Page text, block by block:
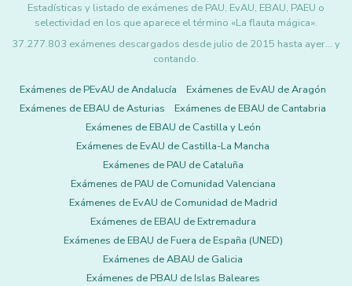
Estadísticas y listado de exámenes de PAU, EvAU, EBAU, PAEU o
selectividad en los que aparece el término «La flauta mágica».
37.277.803 exámenes descargados desde julio de 2015 hasta ayer... y
contando.
Exámenes de PEvAU de Andalucía
Exámenes de EvAU de Aragón
Exámenes de EBAU de Asturias
Exámenes de EBAU de Cantabria
Exámenes de EBAU de Castilla y León
Exámenes de EvAU de Castilla-La Mancha
Exámenes de PAU de Cataluña
Exámenes de PAU de Comunidad Valenciana
Exámenes de EvAU de Comunidad de Madrid
Exámenes de EBAU de Extremadura
Exámenes de EBAU de Fuera de España (UNED)
Exámenes de ABAU de Galicia
Exámenes de PBAU de Islas Baleares